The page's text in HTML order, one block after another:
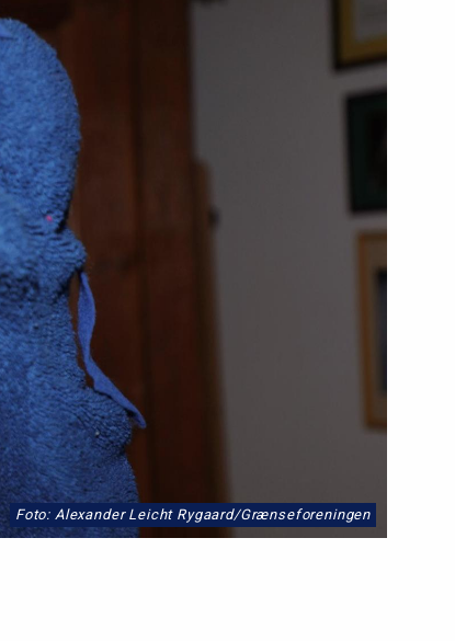
Foto: Alexander Leicht Rygaard/Grænseforeningen